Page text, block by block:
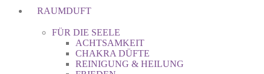
RAUMDUFT
FÜR DIE SEELE
ACHTSAMKEIT
CHAKRA DÜFTE
REINIGUNG & HEILUNG